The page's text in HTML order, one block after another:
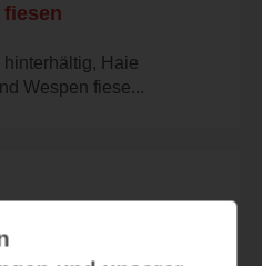
Haie
Wespen fiese...
Vorurteile in